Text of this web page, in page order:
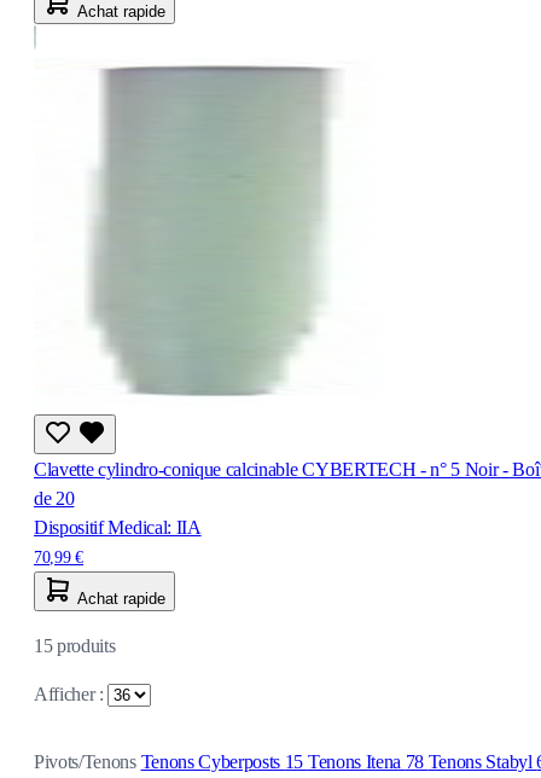
Pivots/Tenons Tenons Cyberposts 15 Tenons Itena 78 Tenons Stabyl
Achat rapide
Clavette cylindro-conique calcinable CYBERTECH - n° 5 Noir -
de 20
Dispositif Medical: IIA
70,99 €
Achat rapide
15produits
Afficher :